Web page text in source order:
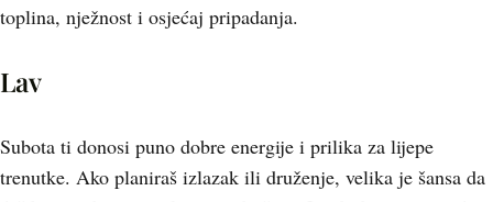
toplina, nježnost i osjećaj pripadanja.
Lav
Subota ti donosi puno dobre energije i prilika za lijepe
trenutke. Ako planiraš izlazak ili druženje, velika je šansa da